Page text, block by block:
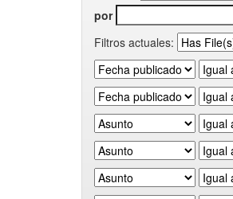
por
Filtros actuales: